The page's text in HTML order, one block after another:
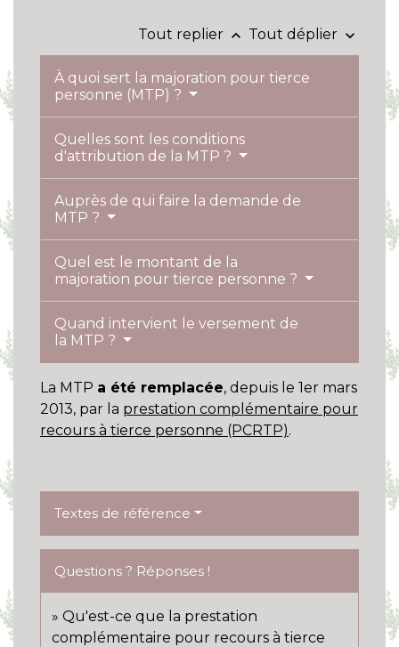
Tout replier keyboard_arrow_up Tout déplier keyboard_arrow_down
À quoi sert la majoration pour tierce
personne (MTP) ?
Quelles sont les conditions
d'attribution de la MTP ?
Auprès de qui faire la demande de
MTP ?
Quel est le montant de la
majoration pour tierce personne ?
Quand intervient le versement de
la MTP ?
La MTP a été remplacée, depuis le 1er mars
2013, par la prestation complémentaire pour
recours à tierce personne (PCRTP).
Textes de référence
Questions ? Réponses !
Qu'est-ce que la prestation
complémentaire pour recours à tierce